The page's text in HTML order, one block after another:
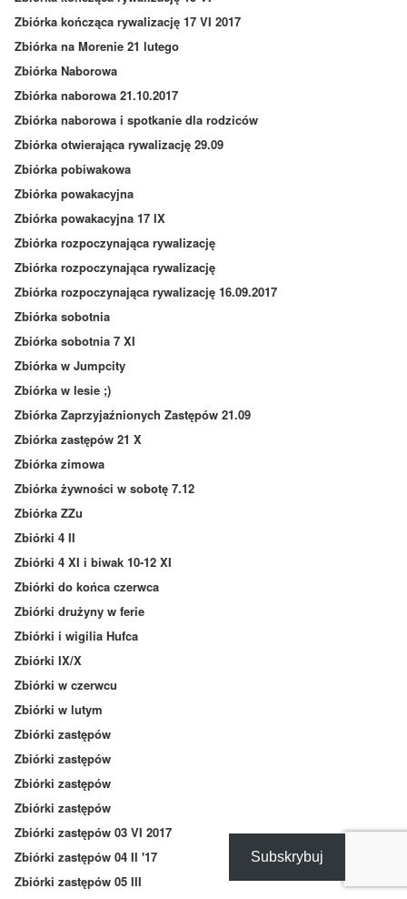
Zbiórka kończąca rywalizację 17 VI 2017
Zbiórka na Morenie 21 lutego
Zbiórka Naborowa
Zbiórka naborowa 21.10.2017
Zbiórka naborowa i spotkanie dla rodziców
Zbiórka otwierająca rywalizację 29.09
Zbiórka pobiwakowa
Zbiórka powakacyjna
Zbiórka powakacyjna 17 IX
Zbiórka rozpoczynająca rywalizację
Zbiórka rozpoczynająca rywalizację
Zbiórka rozpoczynająca rywalizację 16.09.2017
Zbiórka sobotnia
Zbiórka sobotnia 7 XI
Zbiórka w Jumpcity
Zbiórka w lesie ;)
Zbiórka Zaprzyjaźnionych Zastępów 21.09
Zbiórka zastępów 21 X
Zbiórka zimowa
Zbiórka żywności w sobotę 7.12
Zbiórka ZZu
Zbiórki 4 II
Zbiórki 4 XI i biwak 10-12 XI
Zbiórki do końca czerwca
Zbiórki drużyny w ferie
Zbiórki i wigilia Hufca
Zbiórki IX/X
Zbiórki w czerwcu
Zbiórki w lutym
Zbiórki zastępów
Zbiórki zastępów
Zbiórki zastępów
Zbiórki zastępów
Zbiórki zastępów 03 VI 2017
Zbiórki zastępów 04 II '17
Zbiórki zastępów 05 III
Subskrybuj